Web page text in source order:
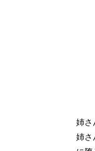
姉さ
姉さ